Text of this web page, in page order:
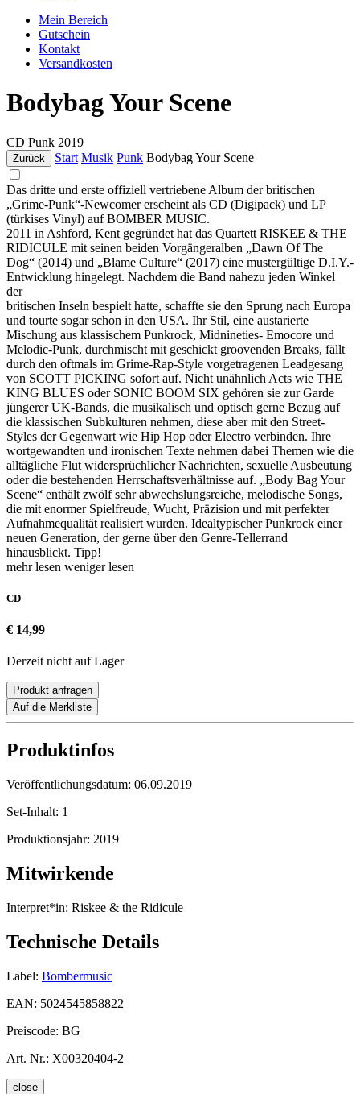
Mein Bereich
Gutschein
Kontakt
Versandkosten
Bodybag Your Scene
CD Punk 2019
Zurück Start Musik Punk Bodybag Your Scene
Das dritte und erste offiziell vertriebene Album der britischen
„Grime-Punk“-Newcomer erscheint als CD (Digipack) und LP
(türkises Vinyl) auf BOMBER MUSIC.
2011 in Ashford, Kent gegründet hat das Quartett RISKEE & THE
RIDICULE mit seinen beiden Vorgängeralben „Dawn Of The
Dog“ (2014) und „Blame Culture“ (2017) eine mustergültige D.I.Y.-
Entwicklung hingelegt. Nachdem die Band nahezu jeden Winkel
der
britischen Inseln bespielt hatte, schaffte sie den Sprung nach Europa
und tourte sogar schon in den USA. Ihr Stil, eine austarierte
Mischung aus klassischem Punkrock, Midnineties- Emocore und
Melodic-Punk, durchmischt mit geschickt groovenden Breaks, fällt
durch den oftmals im Grime-Rap-Style vorgetragenen Leadgesang
von SCOTT PICKING sofort auf. Nicht unähnlich Acts wie THE
KING BLUES oder SONIC BOOM SIX gehören sie zur Garde
jüngerer UK-Bands, die musikalisch und optisch gerne Bezug auf
die klassischen Subkulturen nehmen, diese aber mit den Street-
Styles der Gegenwart wie Hip Hop oder Electro verbinden. Ihre
wortgewandten und ironischen Texte nehmen dabei Themen wie die
alltägliche Flut widersprüchlicher Nachrichten, sexuelle Ausbeutung
oder die bestehenden Herrschaftsverhältnisse auf. „Body Bag Your
Scene“ enthält zwölf sehr abwechslungsreiche, melodische Songs,
die mit enormer Spielfreude, Wucht, Präzision und mit perfekter
Aufnahmequalität realisiert wurden. Idealtypischer Punkrock einer
neuen Generation, der gerne über den Genre-Tellerrand
hinausblickt. Tipp!
mehr lesen weniger lesen
CD
€ 14,99
Derzeit nicht auf Lager
Produkt anfragen
Auf die Merkliste
Produktinfos
Veröffentlichungsdatum: 06.09.2019
Set-Inhalt: 1
Produktionsjahr: 2019
Mitwirkende
Interpret*in: Riskee & the Ridicule
Technische Details
Label: Bombermusic
EAN: 5024545858822
Preiscode: BG
Art. Nr.: X00320404-2
close